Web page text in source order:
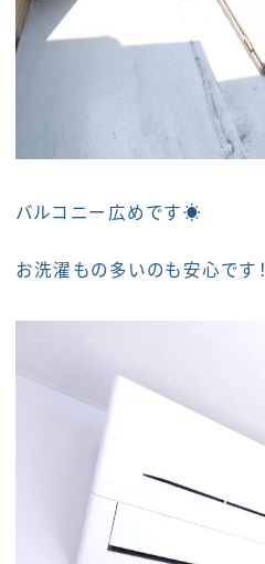
バルコニー広めです☀
お洗濯もの多いのも安心です！